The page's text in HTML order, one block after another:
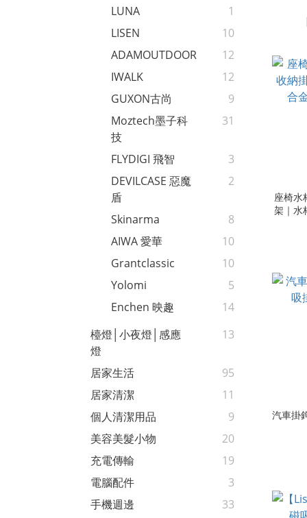
LUNA
1
LISEN
10
ADAMOUTDOOR
12
IWALK
12
GUXON古尚
9
Moztech墨子科
技
31
FLYDIGI 飛智
3
DEVILCASE 惡魔
盾
2
Skinarma
8
AIWA 愛華
10
Grantclassic
10
Yolomi
5
Enchen 映趣
14
檯燈│小夜燈│感應
燈
13
居家生活
95
居家清潔
11
個人清潔用品
9
美容美髮小物
20
充電傳輸
19
電腦配件
3
手機週邊
33
手機
360度
座椅水
架｜水
汽車掛